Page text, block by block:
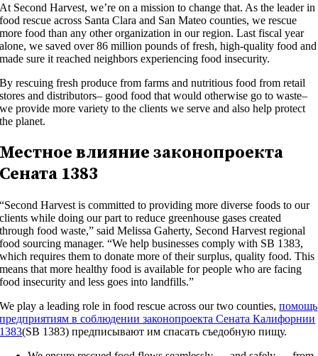
At Second Harvest, we’re on a mission to change that. As the leader in
food rescue across Santa Clara and San Mateo counties, we rescue
more food than any other organization in our region. Last fiscal year
alone, we saved over 86 million pounds of fresh, high-quality food and
made sure it reached neighbors experiencing food insecurity.
By rescuing fresh produce from farms and nutritious food from retail
stores and distributors– good food that would otherwise go to waste–
we provide more variety to the clients we serve and also help protect
the planet.
Местное влияние законопроекта
Сената 1383
“Second Harvest is committed to providing more diverse foods to our
clients while doing our part to reduce greenhouse gases created
through food waste,” said Melissa Gaherty, Second Harvest regional
food sourcing manager. “We help businesses comply with SB 1383,
which requires them to donate more of their surplus, quality food. This
means that more healthy food is available for people who are facing
food insecurity and less goes into landfills.”
We play a leading role in food rescue across our two counties,помощь
предприятиям в соблюдении законопроекта Сената Калифорнии
1383(SB 1383) предписывают им спасать съедобную пищу.